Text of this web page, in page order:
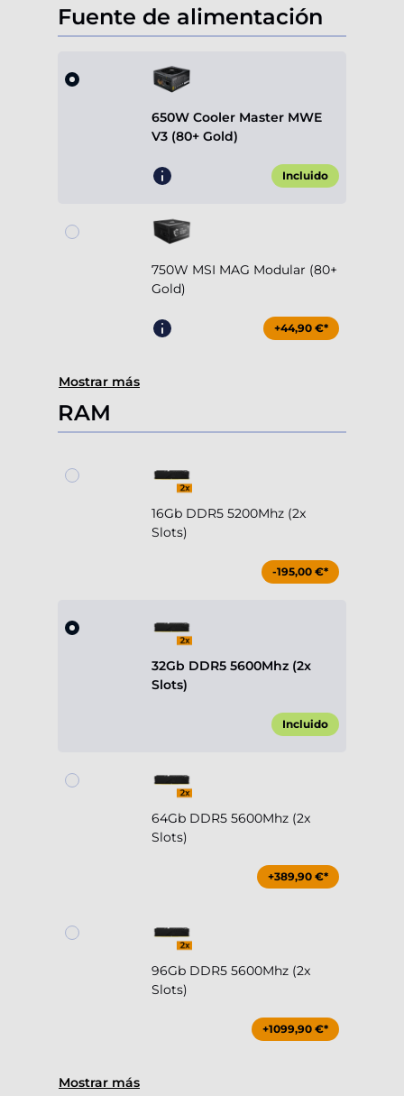
Fuente de alimentación
650W Cooler Master MWE
V3 (80+ Gold)
Incluido
750W MSI MAG Modular (80+
Gold)
+44,90 €*
Mostrar más
RAM
16Gb DDR5 5200Mhz (2x
Slots)
-195,00 €*
32Gb DDR5 5600Mhz (2x
Slots)
Incluido
64Gb DDR5 5600Mhz (2x
Slots)
+389,90 €*
96Gb DDR5 5600Mhz (2x
Slots)
+1099,90 €*
Mostrar más